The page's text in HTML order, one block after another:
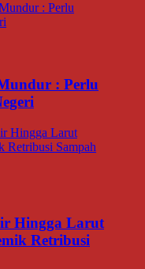
: Perlu
Hingga Larut
Retribusi